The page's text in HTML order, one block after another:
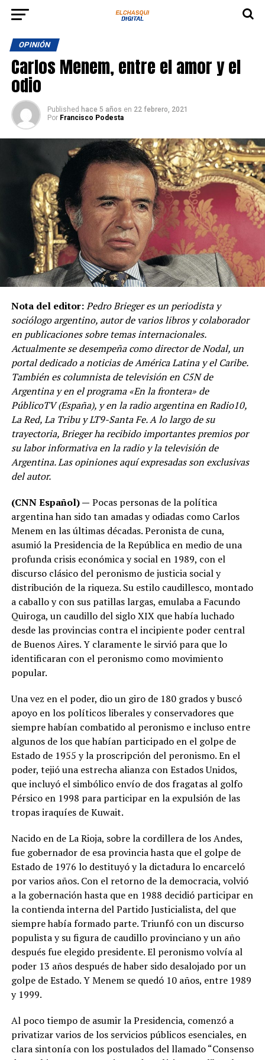
OPINIÓN
Carlos Menem, entre el amor y el
odio
Published hace 5 años en 22 febrero, 2021
Por Francisco Podesta
Nota del editor:Pedro Brieger es un periodista y
sociólogo argentino, autor de varios libros y colaborador
en publicaciones sobre temas internacionales.
Actualmente se desempeña como director de Nodal, un
portal dedicado a noticias de América Latina y el Caribe.
También es columnista de televisión en C5N de
Argentina y en el programa «En la frontera» de
PúblicoTV (España), y en la radio argentina en Radio10,
La Red, La Tribu y LT9-Santa Fe. A lo largo de su
trayectoria, Brieger ha recibido importantes premios por
su labor informativa en la radio y la televisión de
Argentina. Las opiniones aquí expresadas son exclusivas
del autor.
(CNN Español) — Pocas personas de la política
argentina han sido tan amadas y odiadas como Carlos
Menem en las últimas décadas. Peronista de cuna,
asumió la Presidencia de la República en medio de una
profunda crisis económica y social en 1989, con el
discurso clásico del peronismo de justicia social y
distribución de la riqueza. Su estilo caudillesco, montado
a caballo y con sus patillas largas, emulaba a Facundo
Quiroga, un caudillo del siglo XIX que había luchado
desde las provincias contra el incipiente poder central
de Buenos Aires. Y claramente le sirvió para que lo
identificaran con el peronismo como movimiento
popular.
Una vez en el poder, dio un giro de 180 grados y buscó
apoyo en los políticos liberales y conservadores que
siempre habían combatido al peronismo e incluso entre
algunos de los que habían participado en el golpe de
Estado de 1955 y la proscripción del peronismo. En el
poder, tejió una estrecha alianza con Estados Unidos,
que incluyó el simbólico envío de dos fragatas al golfo
Pérsico en 1998 para participar en la expulsión de las
tropas iraquíes de Kuwait.
Nacido en de La Rioja, sobre la cordillera de los Andes,
fue gobernador de esa provincia hasta que el golpe de
Estado de 1976 lo destituyó y la dictadura lo encarceló
por varios años. Con el retorno de la democracia, volvió
a la gobernación hasta que en 1988 decidió participar en
la contienda interna del Partido Justicialista, del que
siempre había formado parte. Triunfó con un discurso
populista y su figura de caudillo provinciano y un año
después fue elegido presidente. El peronismo volvía al
poder 13 años después de haber sido desalojado por un
golpe de Estado. Y Menem se quedó 10 años, entre 1989
y 1999.
Al poco tiempo de asumir la Presidencia, comenzó a
privatizar varios de los servicios públicos esenciales, en
clara sintonía con los postulados del llamado “Consenso